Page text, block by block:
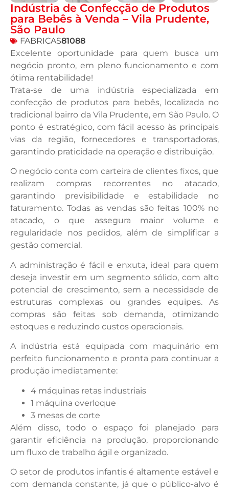
Indústria de Confecção de Produtos
para Bebês à Venda – Vila Prudente,
São Paulo
FABRICAS81088
Excelente oportunidade para quem busca um
negócio pronto, em pleno funcionamento e com
ótima rentabilidade!
Trata-se de uma indústria especializada em
confecção de produtos para bebês, localizada no
tradicional bairro da Vila Prudente, em São Paulo. O
ponto é estratégico, com fácil acesso às principais
vias da região, fornecedores e transportadoras,
garantindo praticidade na operação e distribuição.
O negócio conta com carteira de clientes fixos, que
realizam compras recorrentes no atacado,
garantindo previsibilidade e estabilidade no
faturamento. Todas as vendas são feitas 100% no
atacado, o que assegura maior volume e
regularidade nos pedidos, além de simplificar a
gestão comercial.
A administração é fácil e enxuta, ideal para quem
deseja investir em um segmento sólido, com alto
potencial de crescimento, sem a necessidade de
estruturas complexas ou grandes equipes. As
compras são feitas sob demanda, otimizando
estoques e reduzindo custos operacionais.
A indústria está equipada com maquinário em
perfeito funcionamento e pronta para continuar a
produção imediatamente:
4 máquinas retas industriais
1 máquina overloque
3 mesas de corte
Além disso, todo o espaço foi planejado para
garantir eficiência na produção, proporcionando
um fluxo de trabalho ágil e organizado.
O setor de produtos infantis é altamente estável e
com demanda constante, já que o público-alvo é